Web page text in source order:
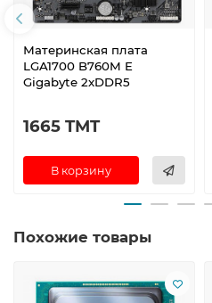
Материнская плата
LGA1700 B760M E
Gigabyte 2xDDR5
1665 TMT
В корзину
Похожие товары